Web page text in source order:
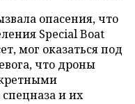
опасения, что
Special Boat
мог оказаться под
что дроны
и их